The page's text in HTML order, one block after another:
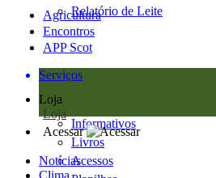
Relatório de Leite
Agricultura
Encontros
APP Scot
Serviços
Loja
Loja
Informativos
Livros
Acessos
Acessar
Notícias
Clima